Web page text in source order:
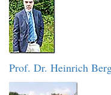
Prof. Dr. Heinrich